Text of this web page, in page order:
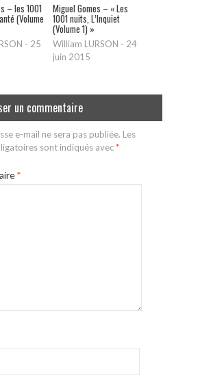
– les 1001
(Volume
- 25
Miguel Gomes – « Les
1001 nuits, L’Inquiet
(Volume 1) »
William LURSON - 24
juin 2015
un commentaire
e-mail ne sera pas publiée. Les
sont indiqués avec*
*